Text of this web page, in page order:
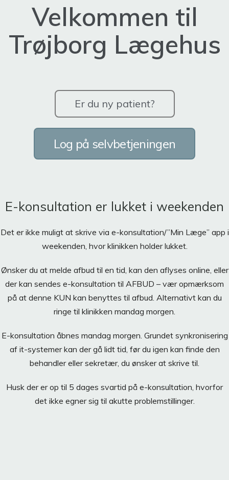
Velkommen til
Trøjborg Lægehus
Er du ny patient?
Log på selvbetjeningen
E-konsultation er lukket i weekenden
Det er ikke muligt at skrive via e-konsultation/”Min Læge” app i
weekenden, hvor klinikken holder lukket.
Ønsker du at melde afbud til en tid, kan den aflyses online, eller
der kan sendes e-konsultation til AFBUD – vær opmærksom
på at denne KUN kan benyttes til afbud. Alternativt kan du
ringe til klinikken mandag morgen.
E-konsultation åbnes mandag morgen. Grundet synkronisering
af it-systemer kan der gå lidt tid, før du igen kan finde den
behandler eller sekretær, du ønsker at skrive til.
Husk der er op til 5 dages svartid på e-konsultation, hvorfor
det ikke egner sig til akutte problemstillinger.